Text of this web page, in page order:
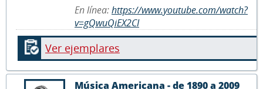
En línea:https://www.youtube.com/watch?
v=gQwuQiEX2CI
Ver ejemplares
Música Americana - de 1890 a 2009